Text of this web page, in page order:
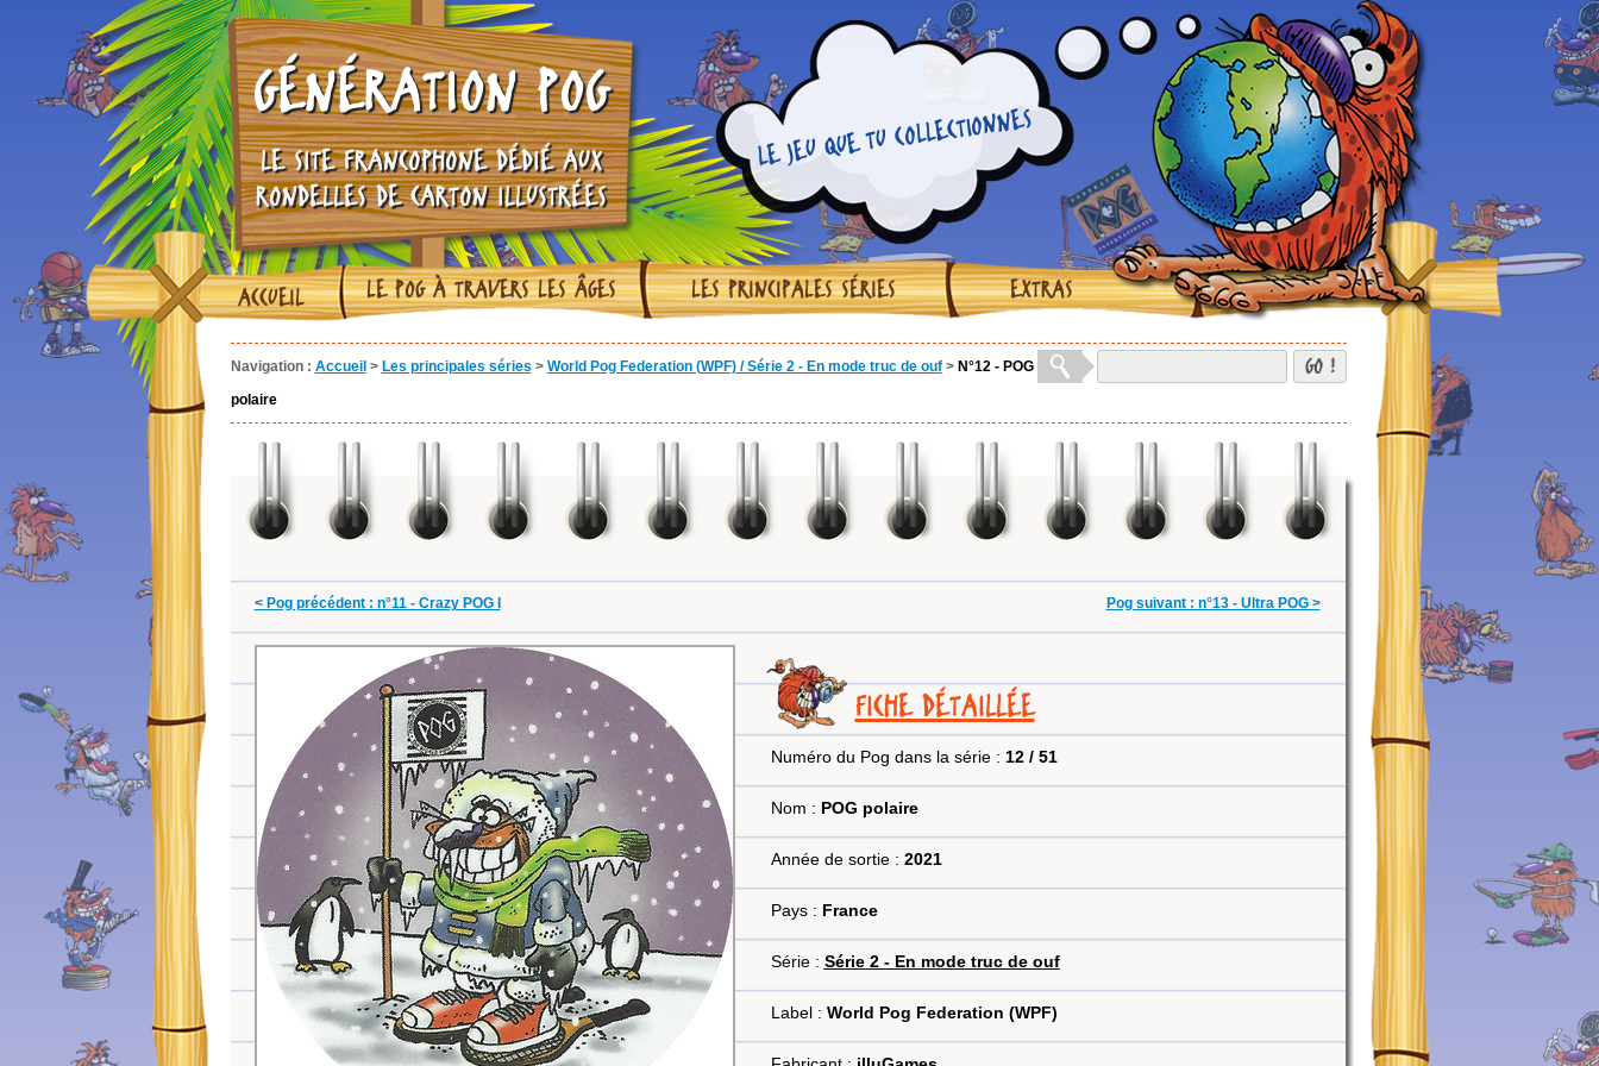
GÉNÉRATION POG
LE SITE FRANCOPHONE DÉDIÉ AUX
RONDELLES DE CARTON ILLUSTRÉES
LE JEU QUE TU COLLECTIONNES
ACCUEIL LE POG À TRAVERS LES ÂGES LES PRINCIPALES SÉRIES EXTRAS
Navigation : Accueil > Les principales séries > World Pog Federation (WPF) / Série 2 - En mode truc de ouf > N°12 - POG
polaire
GO !
< Pog précédent : n°11 - Crazy POG I Pog suivant : n°13 - Ultra POG >
FICHE DÉTAILLÉE
Numéro du Pog dans la série : 12 / 51
Nom : POG polaire
Année de sortie : 2021
Pays : France
Série : Série 2 - En mode truc de ouf
Label : World Pog Federation (WPF)